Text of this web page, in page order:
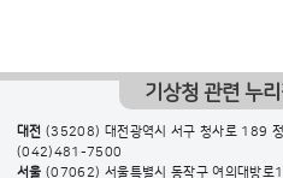
기상청 관련 누
대전 (35208) 대전광역시 서구 청사로 189
(042)481-7500
서울 (07062) 서울특별시 동작구 여의대방